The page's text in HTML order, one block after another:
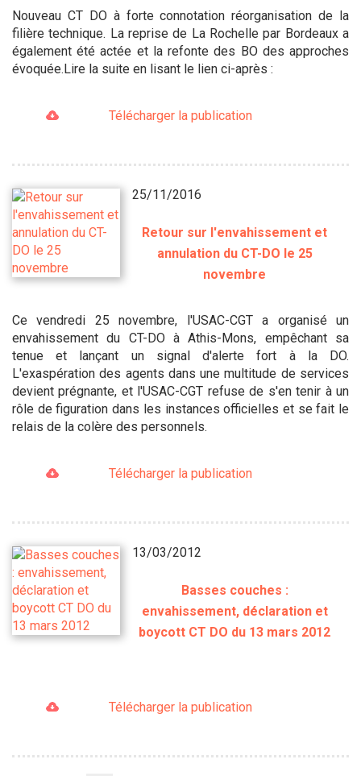
Nouveau CT DO à forte connotation réorganisation de la
filière technique. La reprise de La Rochelle par Bordeaux a
également été actée et la refonte des BO des approches
évoquée.Lire la suite en lisant le lien ci-après :
Télécharger la publication
25/11/2016
Retour sur l'envahissement et
annulation du CT-DO le 25
novembre
Ce vendredi 25 novembre, l'USAC-CGT a organisé un
envahissement du CT-DO à Athis-Mons, empêchant sa
tenue et lançant un signal d'alerte fort à la DO.
L'exaspération des agents dans une multitude de services
devient prégnante, et l'USAC-CGT refuse de s'en tenir à un
rôle de figuration dans les instances officielles et se fait le
relais de la colère des personnels.
Télécharger la publication
13/03/2012
Basses couches :
envahissement, déclaration et
boycott CT DO du 13 mars 2012
Télécharger la publication